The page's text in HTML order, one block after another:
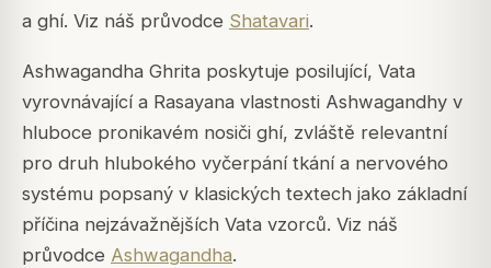
a ghí. Viz náš průvodce Shatavari.
Ashwagandha Ghrita poskytuje posilující, Vata
vyrovnávající a Rasayana vlastnosti Ashwagandhy v
hluboce pronikavém nosiči ghí, zvláště relevantní
pro druh hlubokého vyčerpání tkání a nervového
systému popsaný v klasických textech jako základní
příčina nejzávažnějších Vata vzorců. Viz náš
průvodce Ashwagandha.